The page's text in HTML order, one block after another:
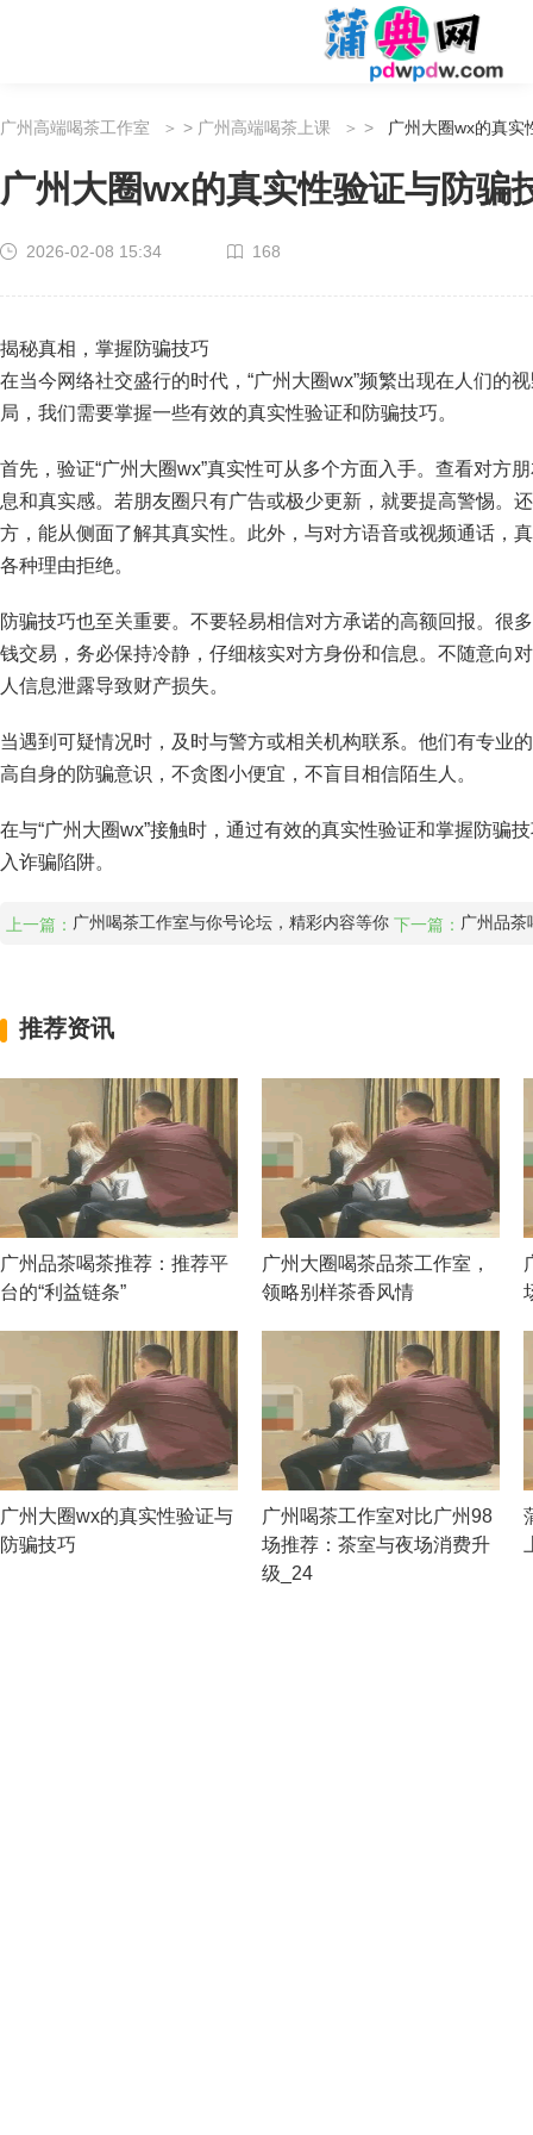
广州高端喝茶工作室 > 广州高端喝茶上课 > 广州大圈wx的真实
广州大圈wx的真实性验证与防骗
2026-02-08 15:34 168
揭秘真相，掌握防骗技巧
在当今网络社交盛行的时代，“广州大圈wx”频繁出现在人们的
局，我们需要掌握一些有效的真实性验证和防骗技巧。
首先，验证“广州大圈wx”真实性可从多个方面入手。查看对方
息和真实感。若朋友圈只有广告或极少更新，就要提高警惕。
方，能从侧面了解其真实性。此外，与对方语音或视频通话，
各种理由拒绝。
防骗技巧也至关重要。不要轻易相信对方承诺的高额回报。很
钱交易，务必保持冷静，仔细核实对方身份和信息。不随意向
人信息泄露导致财产损失。
当遇到可疑情况时，及时与警方或相关机构联系。他们有专业
高自身的防骗意识，不贪图小便宜，不盲目相信陌生人。
在与“广州大圈wx”接触时，通过有效的真实性验证和掌握防骗
入诈骗陷阱。
上一篇： 广州喝茶工作室与你号论坛，精彩内容等你 下一篇： 广州品茶
推荐资讯
广州品茶喝茶推荐：推荐平
台的“利益链条”
广州大圈喝茶品茶工作室，
领略别样茶香风情
广州大圈wx的真实性验证与
防骗技巧
广州喝茶工作室对比广州98
场推荐：茶室与夜场消费升
级_24